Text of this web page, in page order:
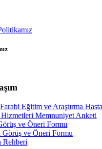
Eğitim ve Araştırma
Memnuniyet Anketi
ve Öneri Formu
Görüş ve Öneri Formu
Rehberi